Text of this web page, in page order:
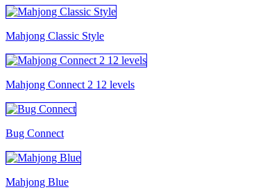
Mahjong Classic Style
Mahjong Connect 2 12 levels
Bug Connect
Mahjong Blue